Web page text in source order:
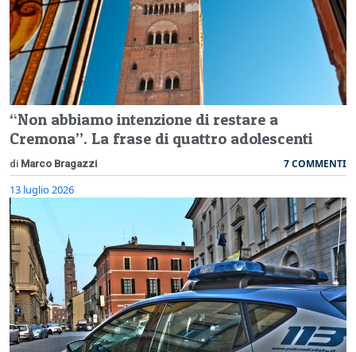
“Non abbiamo intenzione di restare a
Cremona”. La frase di quattro adolescenti
di Marco Bragazzi 7 COMMENTI
13 luglio 2026